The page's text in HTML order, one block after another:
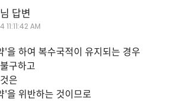
님 답변
AM
'을 하여 복수국적이 유지되는 경우
구하고
은
'을 위반하는 것이므로